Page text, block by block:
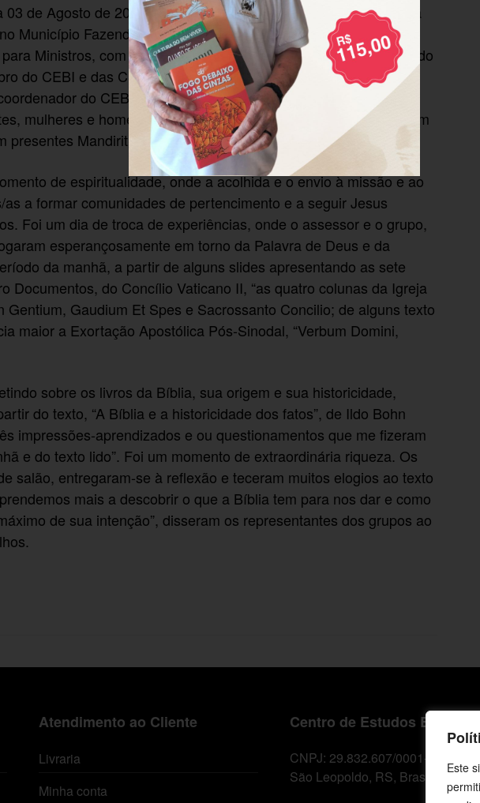
Este
de Agosto de 2014, das 08h00 às 17h30, na Paróquia Católica
Município Fazenda Rio Grande, na Região Metropolitana de
Ministros, com o tema “Introdução à Bíblia”. A assessoria foi do
do CEBI e das CEBs na capital paranaense, João Santiago, a
do CEBI no Paraná. O evento contou com a presença
mulheres e homens, vindos de quatro municípios vizinhos. Além
presentes Mandirituba, Pien e Contenda.
de espiritualidade, onde a acolhida e o envio à missão e ao
a formar comunidades de pertencimento e a seguir Jesus
Foi um dia de troca de experiências, onde o assessor e o grupo,
esperançosamente em torno da Palavra de Deus e da
da manhã, a partir de alguns slides apresentando as sete
Documentos, do Concílio Vaticano II, “as quatro colunas da Igreja
Gentium, Gaudium Et Spes e Sacrossanto Concilio; de alguns texto
maior a Exortação Apostólica Pós-Sinodal, “Verbum Domini,
sobre os livros da Bíblia, sua origem e sua historicidade,
do texto, “A Bíblia e a historicidade dos fatos”, de Ildo Bohn
impressões-aprendizados e ou questionamentos que me fizeram
e do texto lido”. Foi um momento de extraordinária riqueza. Os
salão, entregaram-se à reflexão e teceram muitos elogios ao texto
mais a descobrir o que a Bíblia tem para nos dar e como
de sua intenção”, disseram os representantes dos grupos ao
Atendimento ao Cliente
Livraria
Minha conta
Centro de Estudos Bíblicos
CNPJ: 29.832.607/0001-10
São Leopoldo, RS, Brasil